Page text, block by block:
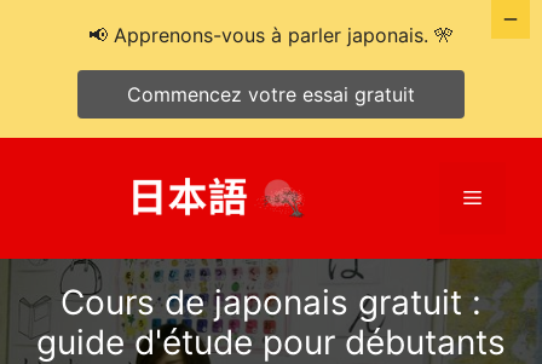
Menu
Cours de japonais gratuit :
guide d'étude pour débutants
📢 Apprenons-vous à parler japonais. 🎌
Commencez votre essai gratuit